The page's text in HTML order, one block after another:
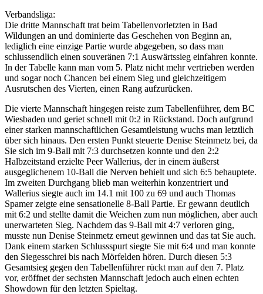
Verbandsliga:
Die dritte Mannschaft trat beim Tabellenvorletzten in Bad
Wildungen an und dominierte das Geschehen von Beginn an,
lediglich eine einzige Partie wurde abgegeben, so dass man
schlussendlich einen souveränen 7:1 Auswärtssieg einfahren konnte.
In der Tabelle kann man vom 5. Platz nicht mehr vertrieben werden
und sogar noch Chancen bei einem Sieg und gleichzeitigem
Ausrutschen des Vierten, einen Rang aufzurücken.
Die vierte Mannschaft hingegen reiste zum Tabellenführer, dem BC
Wiesbaden und geriet schnell mit 0:2 in Rückstand. Doch aufgrund
einer starken mannschaftlichen Gesamtleistung wuchs man letztlich
über sich hinaus. Den ersten Punkt steuerte Denise Steinmetz bei, da
Sie sich im 9-Ball mit 7:3 durchsetzen konnte und den 2:2
Halbzeitstand erzielte Peer Wallerius, der in einem äußerst
ausgeglichenem 10-Ball die Nerven behielt und sich 6:5 behauptete.
Im zweiten Durchgang blieb man weiterhin konzentriert und
Wallerius siegte auch im 14.1 mit 100 zu 69 und auch Thomas
Spamer zeigte eine sensationelle 8-Ball Partie. Er gewann deutlich
mit 6:2 und stellte damit die Weichen zum nun möglichen, aber auch
unerwarteten Sieg. Nachdem das 9-Ball mit 4:7 verloren ging,
musste nun Denise Steinmetz erneut gewinnen und das tat Sie auch.
Dank einem starken Schlussspurt siegte Sie mit 6:4 und man konnte
den Siegesschrei bis nach Mörfelden hören. Durch diesen 5:3
Gesamtsieg gegen den Tabellenführer rückt man auf den 7. Platz
vor, eröffnet der sechsten Mannschaft jedoch auch einen echten
Showdown für den letzten Spieltag.